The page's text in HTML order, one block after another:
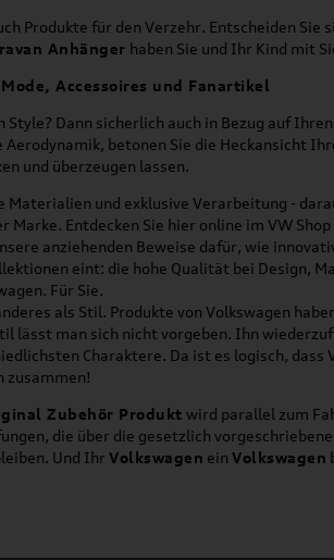
Produkte für den Verzehr. Entscheiden Sie
Anhänger haben Sie und Ihr Kind mit
Accessoires und Fanartikel
Style? Dann sicherlich auch in Bezug auf
betonen Sie die Heckansicht
und überzeugen lassen.
und exklusive Verarbeitung -
Entdecken Sie hier online im VW
anziehenden Beweise dafür, wie
eint: die hohe Qualität bei Design,
Für Sie.
als Stil. Produkte von Volkswagen
lässt man sich nicht vorgeben. Ihn
Charaktere. Da ist es logisch,
zusammen!
Zubehör Produkt wird parallel zum
die über die gesetzlich
Und Ihr Volkswagen ein Volkswagen